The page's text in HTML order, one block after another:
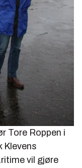
Tore Roppen i
Klevens
vil gjøre